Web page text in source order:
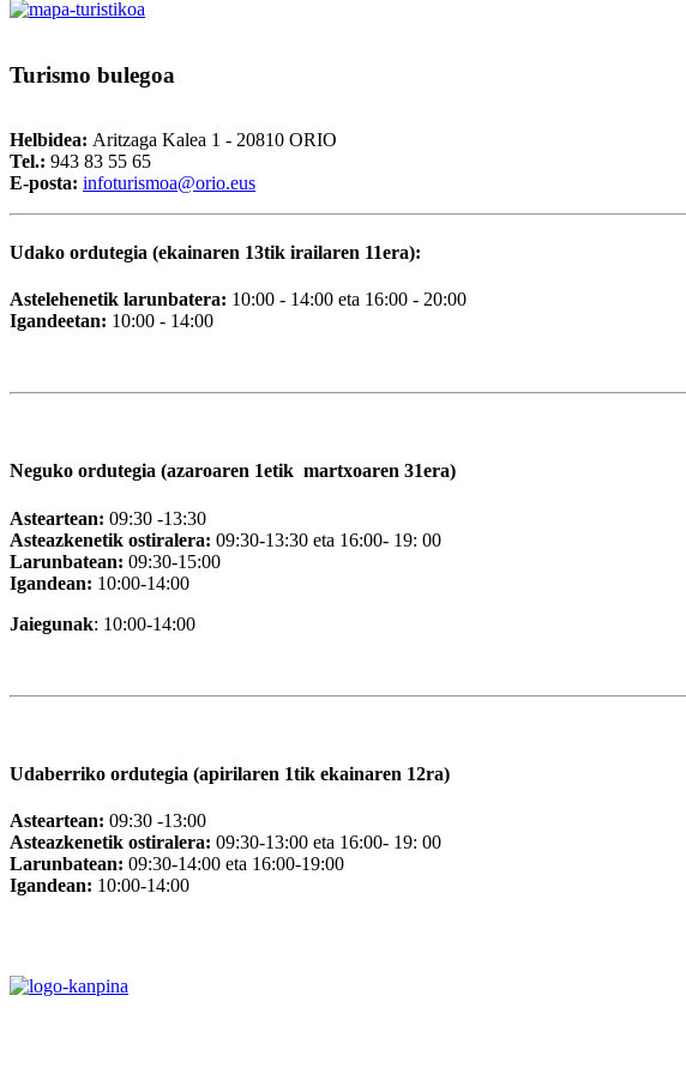
Turismo bulegoa
Helbidea: Aritzaga Kalea 1 - 20810 ORIO
Tel.: 943 83 55 65
E-posta: infoturismoa@orio.eus
Udako ordutegia (ekainaren 13tik irailaren 11era):
Astelehenetik larunbatera: 10:00 - 14:00 eta 16:00 - 20:00
Igandeetan: 10:00 - 14:00
Neguko ordutegia (azaroaren 1etik martxoaren 31era)
Asteartean: 09:30 -13:30
Asteazkenetik ostiralera: 09:30-13:30 eta 16:00- 19: 00
Larunbatean: 09:30-15:00
Igandean: 10:00-14:00
Jaiegunak: 10:00-14:00
Udaberriko ordutegia (apirilaren 1tik ekainaren 12ra)
Asteartean: 09:30 -13:00
Asteazkenetik ostiralera: 09:30-13:00 eta 16:00- 19: 00
Larunbatean: 09:30-14:00 eta 16:00-19:00
Igandean: 10:00-14:00